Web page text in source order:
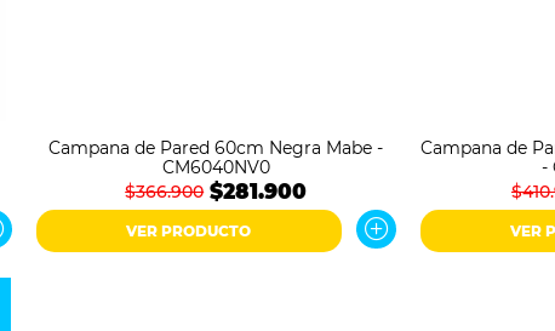
Campana de Pared 60cm Negra Mabe -
CM6040NV0
$366.900 $281.900
VER PRODUCTO
Campana de
-
VER